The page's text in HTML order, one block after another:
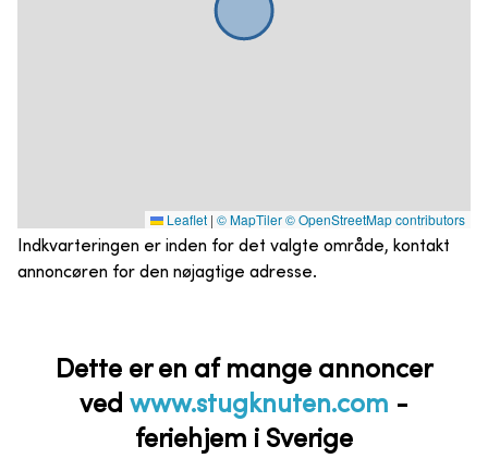
Leaflet | © MapTiler© OpenStreetMap contributors
Indkvarteringen er inden for det valgte område, kontakt
annoncøren for den nøjagtige adresse.
Dette er en af mange annoncer
ved www.stugknuten.com -
feriehjem i Sverige